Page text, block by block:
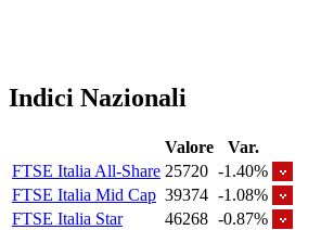
Indici Nazionali
Valore
Var.
FTSE Italia All-Share 25720 -1.40%
FTSE Italia Mid Cap 39374 -1.08%
FTSE Italia Star
46268 -0.87%